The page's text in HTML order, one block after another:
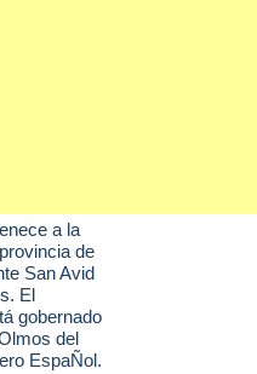
a la
de
San Avid
El
gobernado
del
EspaÑol.